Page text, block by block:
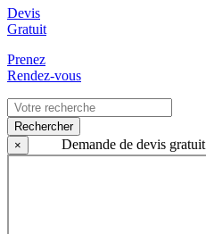
Devis
Gratuit
Prenez
Rendez-vous
Rechercher
×
Demande de devis gratuit